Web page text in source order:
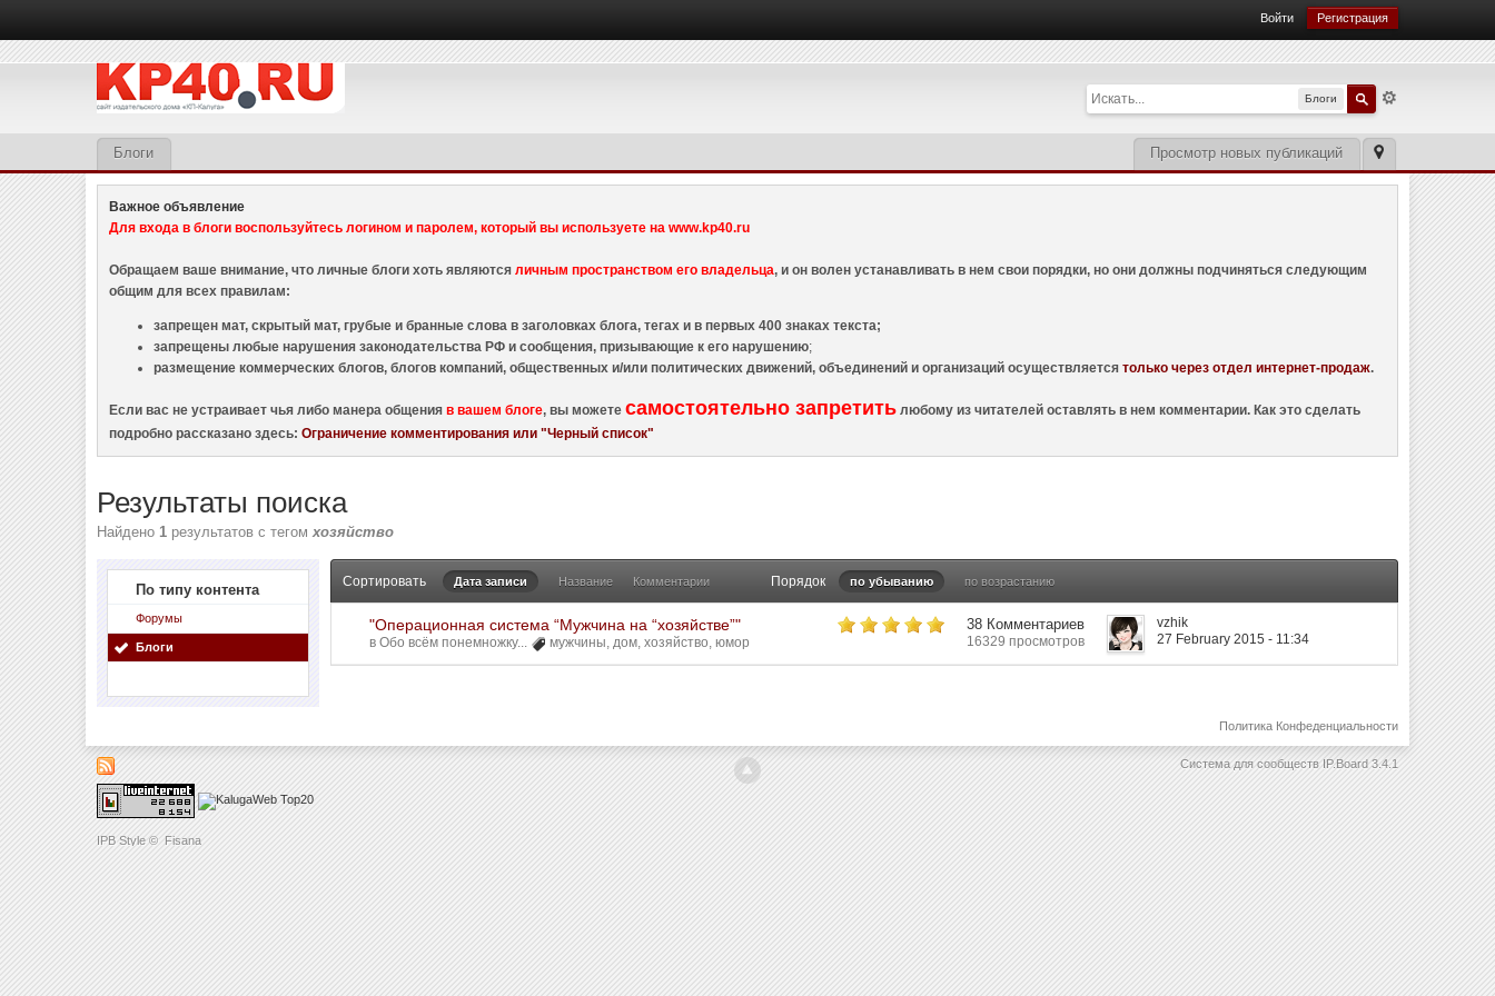
IPB Style © Fisana
Войти Регистрация
Блоги
Просмотр новых публикаций
Блоги
Важное объявление
Для входа в блоги воспользуйтесь логином и паролем, который вы используете на www.kp40.ru
Обращаем ваше внимание, что личные блоги хоть являютсяличным пространством его владельца, и он волен устанавливать в нем свои порядки, но они должны подчиняться следующим
общим для всех правилам:
запрещен мат, скрытый мат, грубые и бранные слова в заголовках блога, тегах и в первых 400 знаках текста;
запрещены любые нарушения законодательства РФ и сообщения, призывающие к его нарушению;
размещение коммерческих блогов, блогов компаний, общественных и/или политических движений, объединений и организаций осуществляетсятолько через отдел интернет-продаж.
Если вас не устраивает чья либо манера общенияв вашем блоге, вы можетесамостоятельно запретить любому из читателей оставлять в нем комментарии. Как это сделать
подробно рассказано здесь:Ограничение комментирования или "Черный список"
Результаты поиска
Найдено1 результатов с тегомхозяйство
По типу контента
Форумы
Блоги
Сортировать Дата записи Название Комментарии Порядок по убыванию по возрастанию
"Операционная система “Мужчина на “хозяйстве”"
вОбо всём понемножку... мужчины,дом,хозяйство,юмор
38 Комментариев
16329 просмотров
vzhik
27 February 2015 - 11:34
Политика Конфеденциальности
Система для сообществ IP.Board 3.4.1